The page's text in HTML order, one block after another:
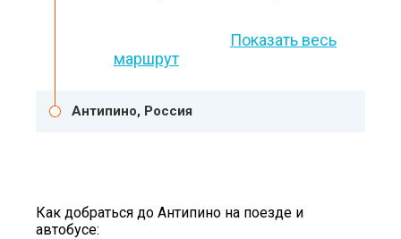
Показать весь
маршрут
Антипино, Россия
Как добраться до Антипино на поезде и
автобусе: